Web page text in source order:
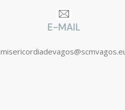
E-MAIL